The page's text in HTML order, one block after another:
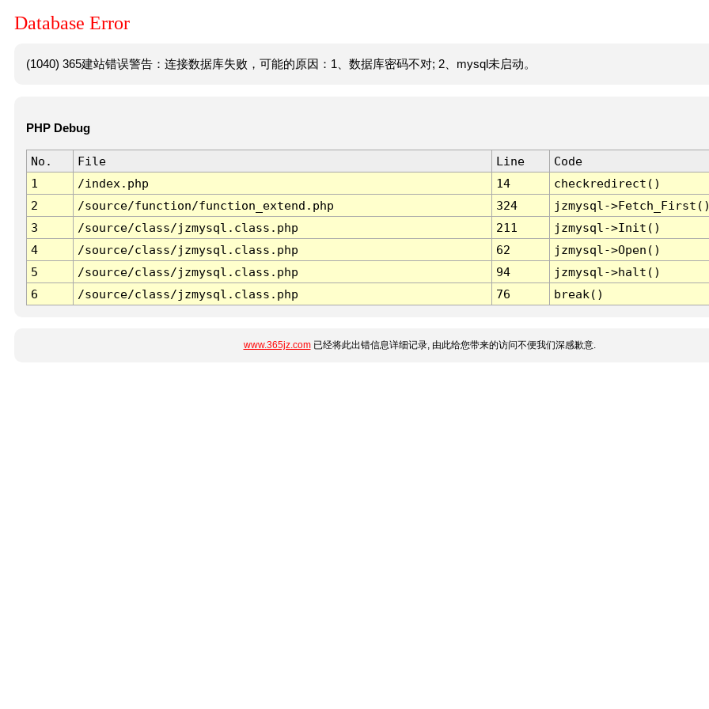
Database Error
(1040) 365建站错误警告：连接数据库失败，可能的原因：1、数据库密码不对; 2、mysql未启动。
PHP Debug
No. File Line
Code
1
/index.php 14
checkredirect()
2
/source/function/function_extend.php 324
jzmysql-
3
/source/class/jzmysql.class.php 211
jzmysql->Init()
4
/source/class/jzmysql.class.php 62
jzmysql->Open()
5
/source/class/jzmysql.class.php 94
jzmysql->halt()
6
/source/class/jzmysql.class.php 76 break()
www.365jz.com已经将此出错信息详细记录, 由此给您带来的访问不便我们深感歉意.